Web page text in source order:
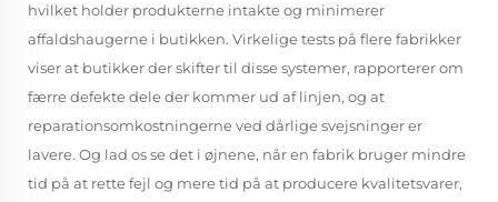
hvilket holder produkterne intakte og minimerer
affaldshaugerne i butikken. Virkelige tests på flere fabrikker
viser at butikker der skifter til disse systemer, rapporterer om
færre defekte dele der kommer ud af linjen, og at
reparationsomkostningerne ved dårlige svejsninger er
lavere. Og lad os se det i øjnene, når en fabrik bruger mindre
tid på at rette fejl og mere tid på at producere kvalitetsvarer,